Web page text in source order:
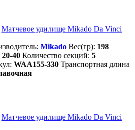
Матчевое удилище Mikado Da Vinci
Mikado Вес(гр): 198
20-40 Количество секций: 5
WAA155-330 Транспортная длина
Матчевое удилище Mikado Da Vinci